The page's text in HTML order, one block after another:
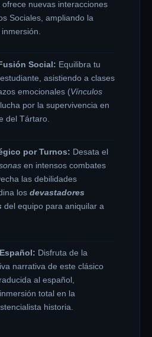
nuevas interacciones
Sociales, ampliando la
Social: Equilibra tu
asistiendo a clases
emocionales (Vínculos
por la supervivencia en
del Tártaro.
por Turnos: Desata el
en intensos combates
las debilidades
los devastadores
del equipo para aniquilar a
Disfruta de la
narrativa de este clásico
al español,
total en la
historia.